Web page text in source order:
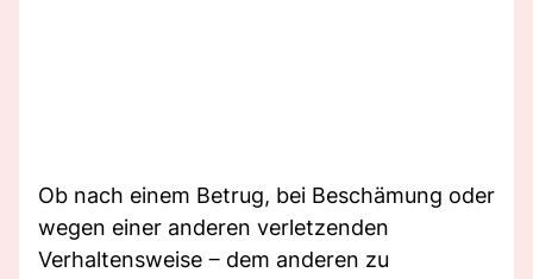
Ob nach einem Betrug, bei Beschämung oder
wegen einer anderen verletzenden
Verhaltensweise ‒ dem anderen zu